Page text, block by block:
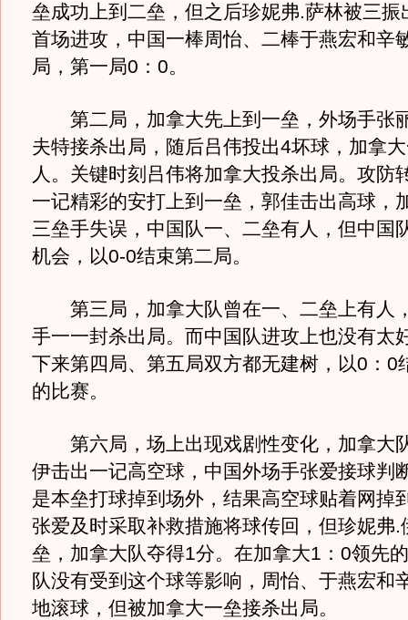
垒成功上到二垒，但之后珍妮弗.萨林被三振
首场进攻，中国一棒周怡、二棒于燕宏和辛
局，第一局0：0。
第二局，加拿大先上到一垒，外场手张
夫特接杀出局，随后吕伟投出4坏球，加拿
人。关键时刻吕伟将加拿大投杀出局。攻防
一记精彩的安打上到一垒，郭佳击出高球，
三垒手失误，中国队一、二垒有人，但中国
机会，以0-0结束第二局。
第三局，加拿大队曾在一、二垒上有人
手一一封杀出局。而中国队进攻上也没有太
下来第四局、第五局双方都无建树，以0：0
的比赛。
第六局，场上出现戏剧性变化，加拿大
伊击出一记高空球，中国外场手张爱接球判
是本垒打球掉到场外，结果高空球贴着网掉
张爱及时采取补救措施将球传回，但珍妮弗.
垒，加拿大队夺得1分。在加拿大1：0领先
队没有受到这个球等影响，周怡、于燕宏和
地滚球，但被加拿大一垒接杀出局。